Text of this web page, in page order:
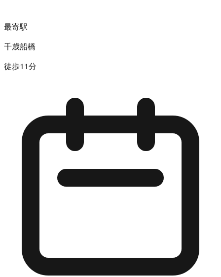
最寄駅
千歳船橋
徒歩11分